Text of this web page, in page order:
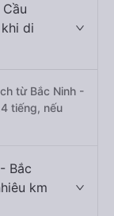
di
từ Bắc Ninh -
tiếng, nếu
Bắc
km